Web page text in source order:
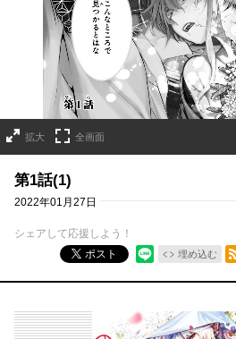
拡大 全画面
第1話(1)
2022年01月27日
シェアして応援しよう！
ポスト
埋め込む
RSS